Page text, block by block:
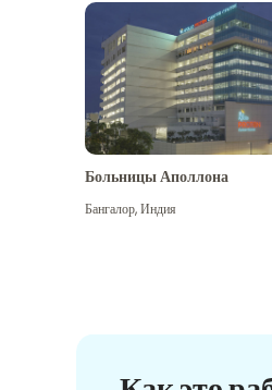
Больницы Аполлона
Бангалор,Индия